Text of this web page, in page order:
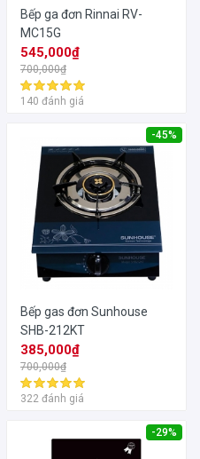
Bếp ga đơn Rinnai RV-
MC15G
545,000₫
700,000₫
140 đánh giá
-45%
Bếp gas đơn Sunhouse
SHB-212KT
385,000₫
700,000₫
322 đánh giá
-29%